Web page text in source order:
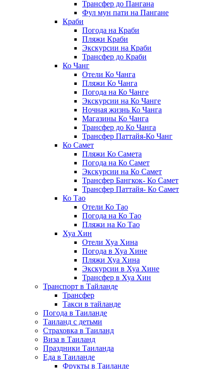
Трансфер до Пангана
Фул мун пати на Пангане
Краби
Погода на Краби
Пляжи Краби
Экскурсии на Краби
Трансфер до Краби
Ко Чанг
Отели Ко Чанга
Пляжи Ко Чанга
Погода на Ко Чанге
Экскурсии на Ко Чанге
Ночная жизнь Ко Чанга
Магазины Ко Чанга
Трансфер до Ко Чанга
Трансфер Паттайя-Ко Чанг
Ко Самет
Пляжи Ко Самета
Погода на Ко Самет
Экскурсии на Ко Самет
Трансфер Бангкок- Ко Самет
Трансфер Паттайя- Ко Самет
Ко Тао
Отели Ко Тао
Погода на Ко Тао
Пляжи на Ко Тао
Хуа Хин
Отели Хуа Хина
Погода в Хуа Хине
Пляжи Хуа Хина
Экскурсии в Хуа Хине
Трансфер в Хуа Хин
Транспорт в Тайланде
Трансфер
Такси в тайланде
Погода в Таиланде
Таиланд с детьми
Страховка в Таиланд
Виза в Таиланд
Праздники Таиланда
Еда в Таиланде
Фрукты в Таиланде